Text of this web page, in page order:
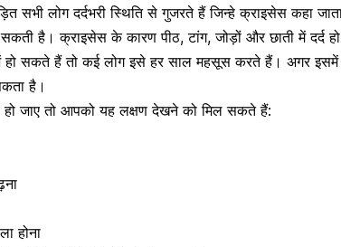
सभी लोग दर्दभरी स्थिति से गुजरते हैं जिन्हे क्राइसेस कहा
है। क्राइसेस के कारण पीठ, टांग, जोड़ों और छाती में दर्द
सकते हैं तो कई लोग इसे हर साल महसूस करते हैं। अगर इसमें
है।
हो जाए तो आपको यह लक्षण देखने को मिल सकते हैं:
होना